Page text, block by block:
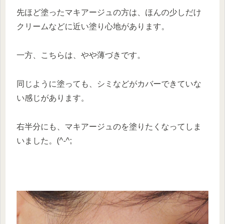
先ほど塗ったマキアージュの方は、ほんの少しだけ
クリームなどに近い塗り心地があります。
一方、こちらは、やや薄づきです。
同じように塗っても、シミなどがカバーできていな
い感じがあります。
右半分にも、マキアージュのを塗りたくなってしま
いました。(^-^;